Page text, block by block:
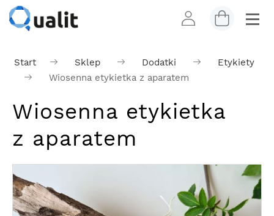
Start Sklep Dodatki
Etykiety
Wiosenna etykietka z aparatem
Wiosenna etykietka
z aparatem